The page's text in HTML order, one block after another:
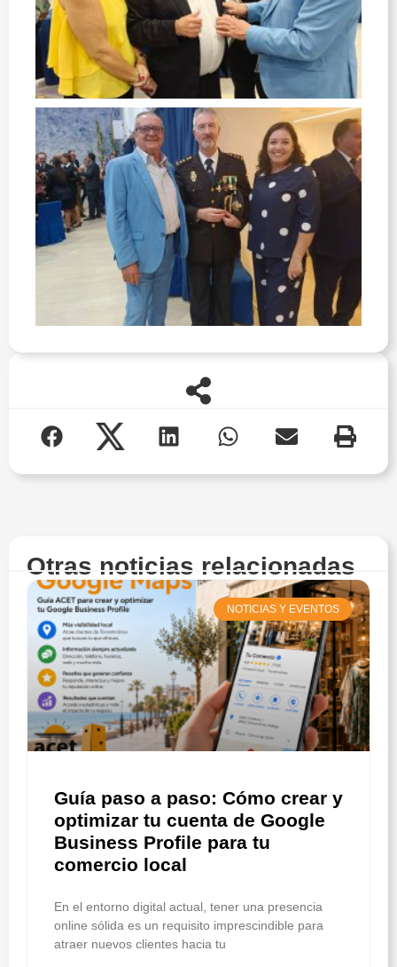
Otras noticias relacionadas
NOTICIAS Y EVENTOS
Guía paso a paso: Cómo crear y
optimizar tu cuenta de Google
Business Profile para tu
comercio local
En el entorno digital actual, tener una presencia
online sólida es un requisito imprescindible para
atraer nuevos clientes hacia tu